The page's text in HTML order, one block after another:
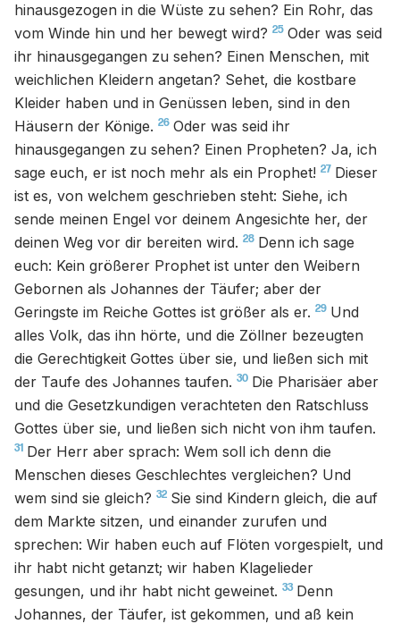
hinausgezogen in die Wüste zu sehen? Ein Rohr, das
vom Winde hin und her bewegt wird? 25 Oder was seid
ihr hinausgegangen zu sehen? Einen Menschen, mit
weichlichen Kleidern angetan? Sehet, die kostbare
Kleider haben und in Genüssen leben, sind in den
Häusern der Könige. 26 Oder was seid ihr
hinausgegangen zu sehen? Einen Propheten? Ja, ich
sage euch, er ist noch mehr als ein Prophet! 27 Dieser
ist es, von welchem geschrieben steht: Siehe, ich
sende meinen Engel vor deinem Angesichte her, der
deinen Weg vor dir bereiten wird. 28 Denn ich sage
euch: Kein größerer Prophet ist unter den Weibern
Gebornen als Johannes der Täufer; aber der
Geringste im Reiche Gottes ist größer als er. 29 Und
alles Volk, das ihn hörte, und die Zöllner bezeugten
die Gerechtigkeit Gottes über sie, und ließen sich mit
der Taufe des Johannes taufen. 30 Die Pharisäer aber
und die Gesetzkundigen verachteten den Ratschluss
Gottes über sie, und ließen sich nicht von ihm taufen.
31 Der Herr aber sprach: Wem soll ich denn die
Menschen dieses Geschlechtes vergleichen? Und
wem sind sie gleich? 32 Sie sind Kindern gleich, die auf
dem Markte sitzen, und einander zurufen und
sprechen: Wir haben euch auf Flöten vorgespielt, und
ihr habt nicht getanzt; wir haben Klagelieder
gesungen, und ihr habt nicht geweinet. 33 Denn
Johannes, der Täufer, ist gekommen, und aß kein